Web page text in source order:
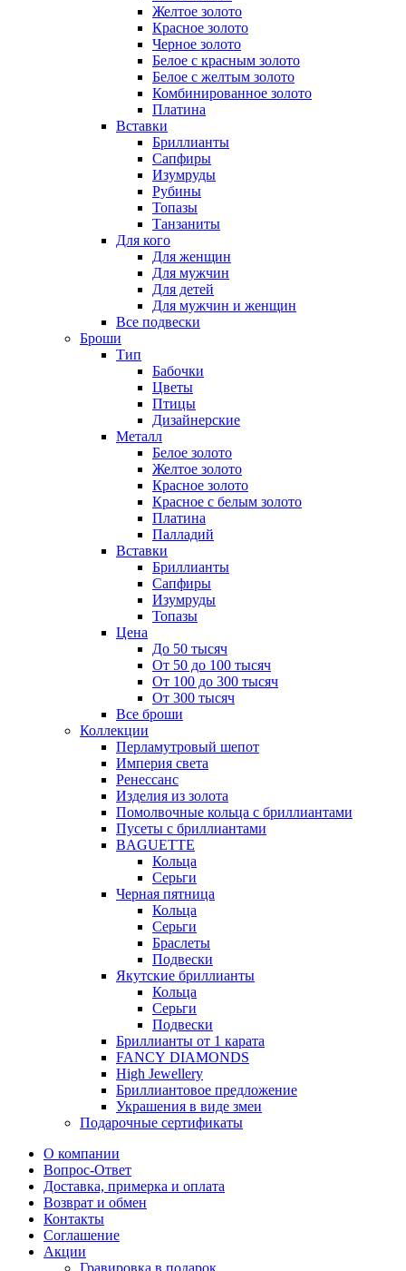
Желтое золото
Красное золото
Черное золото
Белое с красным золото
Белое с желтым золото
Комбинированное золото
Платина
Вставки
Бриллианты
Сапфиры
Изумруды
Рубины
Топазы
Танзаниты
Для кого
Для женщин
Для мужчин
Для детей
Для мужчин и женщин
Все подвески
Броши
Тип
Бабочки
Цветы
Птицы
Дизайнерские
Металл
Белое золото
Желтое золото
Красное золото
Красное с белым золото
Платина
Палладий
Вставки
Бриллианты
Сапфиры
Изумруды
Топазы
Цена
До 50 тысяч
От 50 до 100 тысяч
От 100 до 300 тысяч
От 300 тысяч
Все броши
Коллекции
Перламутровый шепот
Империя света
Ренессанс
Изделия из золота
Помолвочные кольца с бриллиантами
Пусеты с бриллиантами
BAGUETTE
Кольца
Серьги
Черная пятница
Кольца
Серьги
Браслеты
Подвески
Якутские бриллианты
Кольца
Серьги
Подвески
Бриллианты от 1 карата
FANCY DIAMONDS
High Jewellery
Бриллиантовое предложение
Украшения в виде змеи
Подарочные сертификаты
О компании
Вопрос-Ответ
Доставка, примерка и оплата
Возврат и обмен
Контакты
Соглашение
Акции
Гравировка в подарок